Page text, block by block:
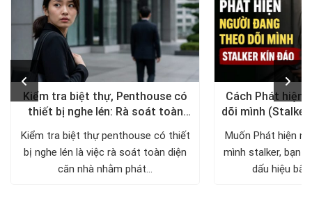
Kiểm tra biệt thự, Penthouse có
thiết bị nghe lén: Rà soát toàn
diện, trả lại không gian riêng tư
Kiểm tra biệt thự penthouse có thiết
bị nghe lén là việc rà soát toàn diện
căn nhà nhằm phát...
Cách Phát hiện
dõi mình
Muốn Phát hiện
mình stalker, bạn
dấu hiệu bất